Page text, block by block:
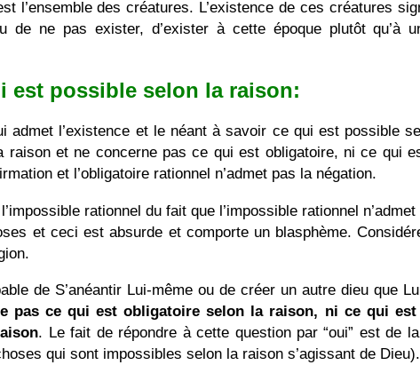
l’ensemble des créatures. L’existence de ces créatures
ne pas exister, d’exister à cette époque plutôt qu’à
est possible selon la raison:
l’existence et le néant à savoir ce qui est possible
et ne concerne pas ce qui est obligatoire, ni ce qui
et l’obligatoire rationnel n’admet pas la négation.
rationnel du fait que l’impossible rationnel
et ceci est absurde et comporte un blasphème.
de S’anéantir Lui-même ou de créer un autre dieu que
pas ce qui est obligatoire selon la raison, ni ce qui
. Le fait de répondre à cette question par “oui” est de
qui sont impossibles selon la raison s’agissant de